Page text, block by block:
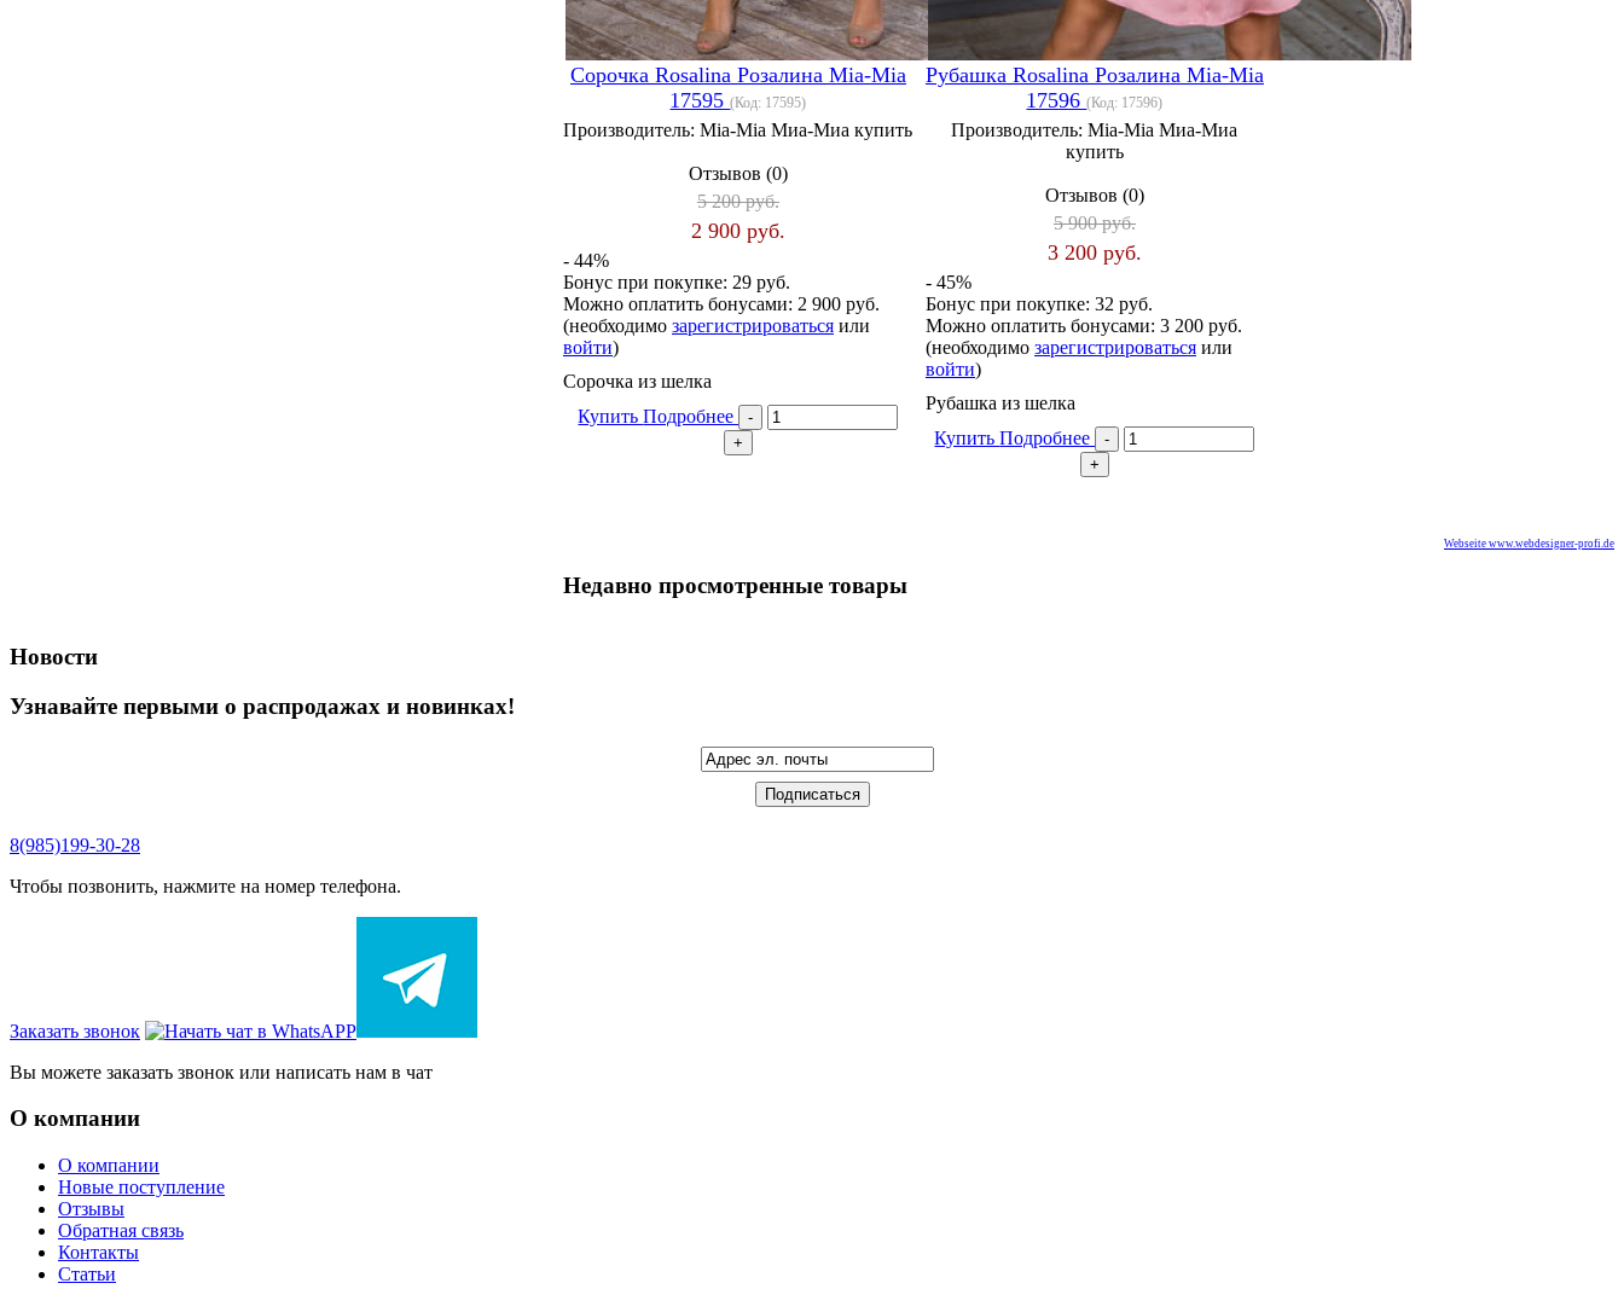
Сорочка Rosalina Розалина Mia-Mia
17595(Код: 17595)
Производитель:Mia-Mia Миа-Миа купить
Отзывов (0)
5 200 руб.
2 900 руб.
- 44%
Бонус при покупке: 29 руб.
Можно оплатить бонусами: 2 900 руб.
(необходимо зарегистрироваться или
войти)
Сорочка из шелка
КупитьПодробнее
Рубашка Rosalina Розалина Mia-Mia
17596(Код: 17596)
Производитель:Mia-Mia Миа-Миа
купить
Отзывов (0)
5 900 руб.
3 200 руб.
- 45%
Бонус при покупке: 32 руб.
Можно оплатить бонусами: 3 200 руб.
(необходимо зарегистрироватьсяили
войти)
Рубашка из шелка
КупитьПодробнее
Webseite www.webdesigner-profi.de
Недавно просмотренные товары
Новости
Узнавайте первыми о распродажах и новинках!
8(985)199-30-28
Чтобы позвонить, нажмите на номер телефона.
Заказать звонок
Вы можете заказать звонок или написать нам в чат
О компании
О компании
Новые поступление
Отзывы
Обратная связь
Контакты
Статьи